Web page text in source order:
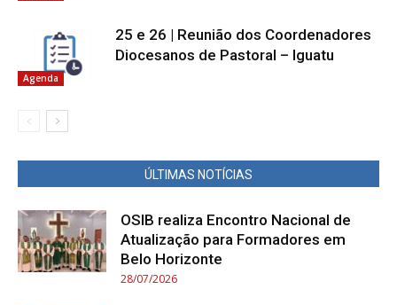
Agenda
25 e 26 | Reunião dos Coordenadores
Diocesanos de Pastoral – Iguatu
ÚLTIMAS NOTÍCIAS
OSIB realiza Encontro Nacional de
Atualização para Formadores em
Belo Horizonte
28/07/2026